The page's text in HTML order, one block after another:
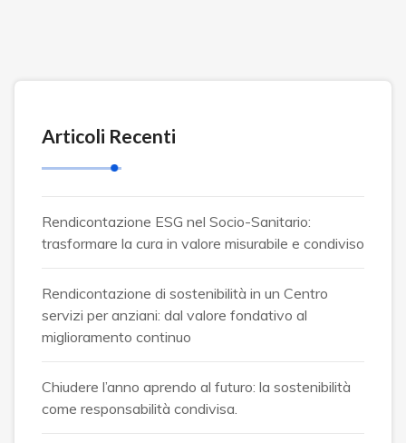
Articoli Recenti
Rendicontazione ESG nel Socio-Sanitario:
trasformare la cura in valore misurabile e condiviso
Rendicontazione di sostenibilità in un Centro
servizi per anziani: dal valore fondativo al
miglioramento continuo
Chiudere l’anno aprendo al futuro: la sostenibilità
come responsabilità condivisa.